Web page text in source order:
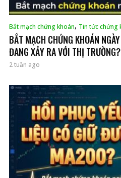
Bắt mạch chứng khoán, Tin tức chứng
BẮT MẠCH CHỨNG KHOÁN
ĐANG XẢY RA VỚI THỊ TRƯỜNG?
2 tuần ago